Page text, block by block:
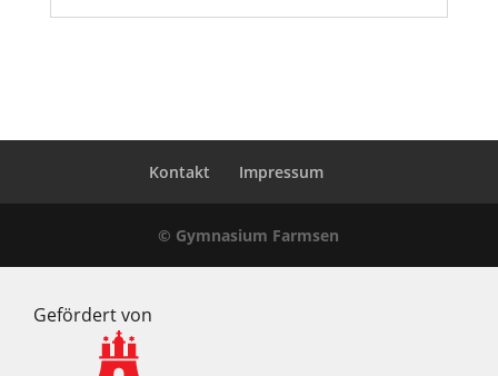
Kontakt Impressum
© Gymnasium Farmsen
Gefördert von